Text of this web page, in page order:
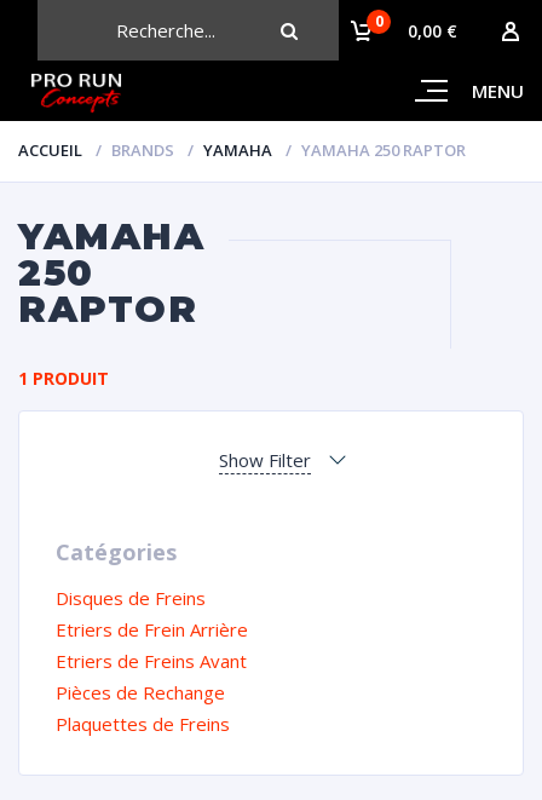
MENU
CHERCHER
0 0,00 €
ACCUEIL BRANDS YAMAHA YAMAHA 250 RAPTOR
YAMAHA
250
RAPTOR
1 PRODUIT
Show Filter
Catégories
Disques de Freins
Etriers de Frein Arrière
Etriers de Freins Avant
Pièces de Rechange
Plaquettes de Freins